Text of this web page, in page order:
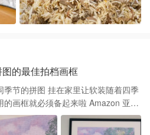
的最佳拍档画框
节的拼图 挂在家里让软装随着四季
Picture with Mat Or 24x24